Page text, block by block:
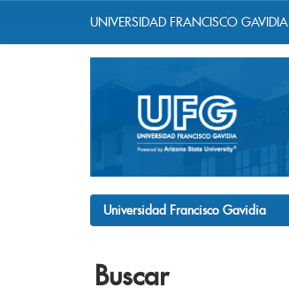
UNIVERSIDAD FRANCISCO GAVIDIA
Universidad Francisco Gavidia
Buscar